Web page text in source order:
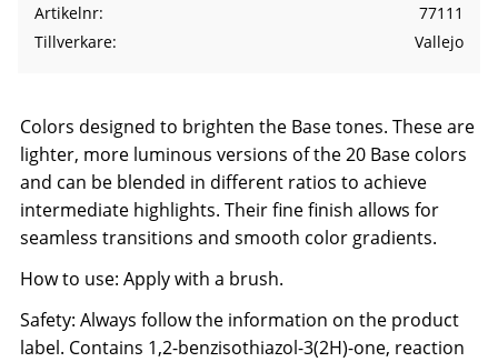
Artikelnr
77111
Tillverkare
Vallejo
Colors designed to brighten the Base tones. These are
lighter, more luminous versions of the 20 Base colors
and can be blended in different ratios to achieve
intermediate highlights. Their fine finish allows for
seamless transitions and smooth color gradients.
How to use: Apply with a brush.
Safety: Always follow the information on the product
label. Contains 1,2-benzisothiazol-3(2H)-one, reaction